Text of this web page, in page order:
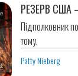
РЕЗЕРВ США
Підполковник
тому.
Patty Nieberg